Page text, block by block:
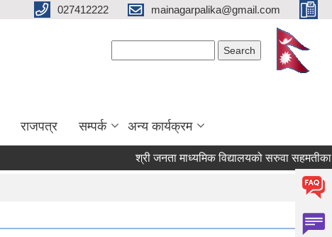
027412222 mainagarpalika@gmail.com
राजपत्र सम्पर्क अन्य कार्यक्रम
श्री जनता माध्यमिक विद्यालयको सरुवा सहमतीका